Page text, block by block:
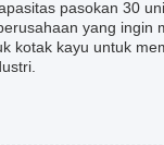
pasokan 30
yang ingin
kotak kayu untuk